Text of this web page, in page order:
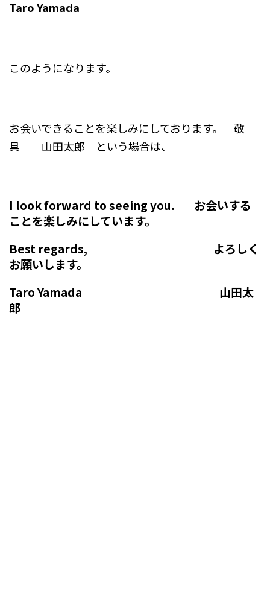
Taro Yamada
このようになります。
お会いできることを楽しみにしております。 敬
具 山田太郎 という場合は、
I look forward to seeing you. お会いする
ことを楽しみにしています。
Best regards, よろしく
お願いします。
Taro Yamada 山田太
郎